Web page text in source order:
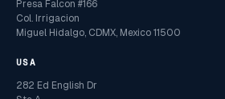
Presa Falcon #166
Col. Irrigacion
Miguel Hidalgo, CDMX, Mexico 11500
USA
282 Ed English Dr